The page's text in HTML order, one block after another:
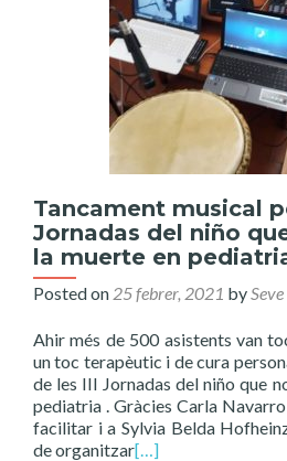
Tancament musical
Jornadas del niño
la muerte en
Posted on 25 febrer, 2021 bySeve
Ahir més de 500 asistents van
un toc terapèutic i de cura
de les III Jornadas del niño que
pediatria . Gràcies Carla
facilitar i a Sylvia Belda
de organitzar[…]